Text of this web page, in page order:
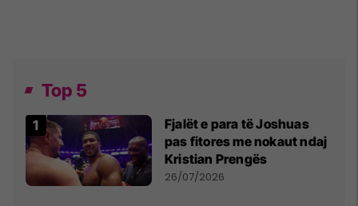
Top 5
Fjalët e para të Joshuas
pas fitores me nokaut ndaj
Kristian Prengës
26/07/2026